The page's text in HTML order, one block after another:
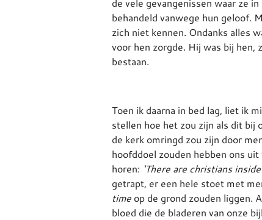
behandeld vanwege hun geloof.
zich niet kennen. Ondanks alles
voor hen zorgde. Hij was bij hen,
bestaan.
Toen ik daarna in bed lag, liet ik
stellen hoe het zou zijn als dit bij
de kerk omringd zou zijn door
hoofddoel zouden hebben ons
horen: ‘There are christians
getrapt, er een hele stoet met
time op de grond zouden liggen.
bloed die de bladeren van onze